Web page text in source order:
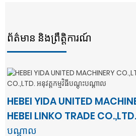
ព័ត៌មាន និងព្រឹត្តិការណ៍
HEBEI YIDA UNITED
HEBEI LINKO TRADE
បណ្តាល